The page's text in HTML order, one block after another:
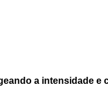
a intensidade